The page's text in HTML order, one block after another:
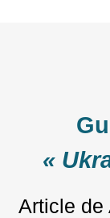
«
Article de